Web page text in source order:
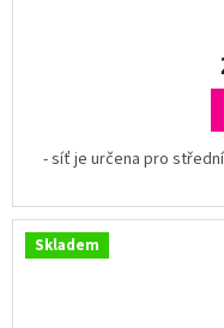
- síť je určena pro
Skladem